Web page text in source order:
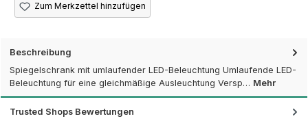
Zum Merkzettel hinzufügen
Beschreibung
Spiegelschrank mit umlaufender LED-Beleuchtung Umlaufende LED-
Beleuchtung für eine gleichmäßige Ausleuchtung Versp… Mehr
Trusted Shops Bewertungen